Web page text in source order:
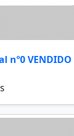
nº0 VENDIDO